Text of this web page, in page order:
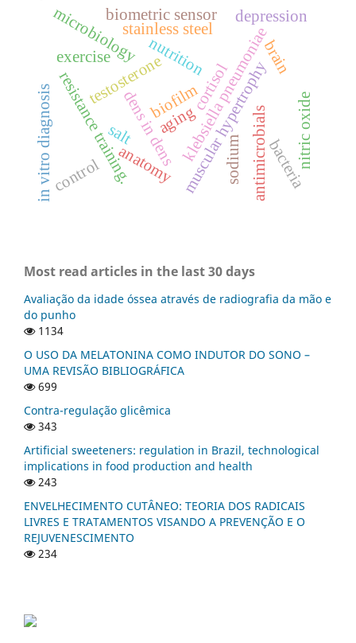
cortisol
muscular hypertrophy
testosterone
resistance training.
nutrition
salt
sodium antimicrobials
klebsiella pneumoniae
microbiology
biofilm
stainless steel
bacteria
biometric sensor
dens in dens
control
in vitro diagnosis
exercise
nitric oxide
anatomy
brain
depression
aging
Most read articles in the last 30 days
Avaliação da idade óssea através de radiografia da mão e
do punho
1134
O USO DA MELATONINA COMO INDUTOR DO SONO –
UMA REVISÃO BIBLIOGRÁFICA
699
Contra-regulação glicêmica
343
Artificial sweeteners: regulation in Brazil, technological
implications in food production and health
243
ENVELHECIMENTO CUTÂNEO: TEORIA DOS RADICAIS
LIVRES E TRATAMENTOS VISANDO A PREVENÇÃO E O
REJUVENESCIMENTO
234